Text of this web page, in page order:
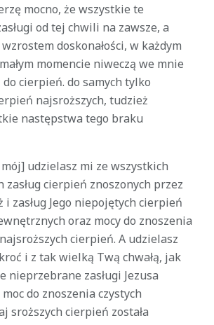
mocno, że wszystkie te
od tej chwili na zawsze, a
doskonałości, w każdym
momencie niweczą we mnie
cierpień. do samych tylko
najsroższych, tudzież
następstwa tego braku
udzielasz mi ze wszystkich
zasług cierpień znoszonych przez
i zasług Jego niepojętych cierpień
oraz mocy do znoszenia
cierpień. A udzielasz
i z tak wielką Twą chwałą, jak
nieprzebrane zasługi Jezusa
do znoszenia czystych
sroższych cierpień została